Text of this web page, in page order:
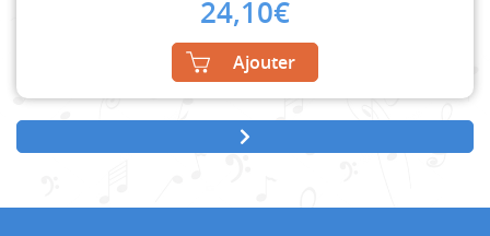
24,10€
Ajouter